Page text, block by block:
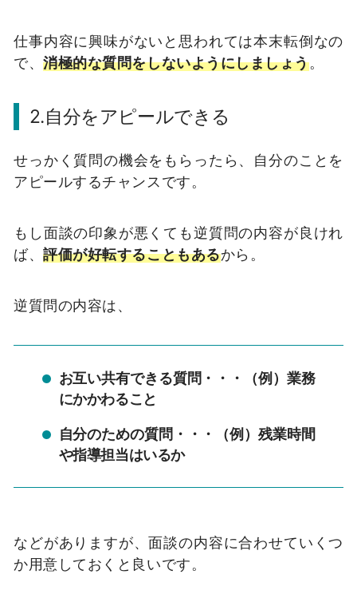
仕事内容に興味がないと思われては本末転倒なの
で、消極的な質問をしないようにしましょう。
2.自分をアピールできる
せっかく質問の機会をもらったら、自分のことを
アピールするチャンスです。
もし面談の印象が悪くても逆質問の内容が良けれ
ば、評価が好転することもあるから。
逆質問の内容は、
お互い共有できる質問・・・（例）業務
にかかわること
自分のための質問・・・（例）残業時間
や指導担当はいるか
などがありますが、面談の内容に合わせていくつ
か用意しておくと良いです。